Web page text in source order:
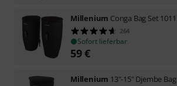
Millenium Conga Bag Set 1011
264
Sofort lieferbar
59€
Millenium 13"-15" Djembe Bag